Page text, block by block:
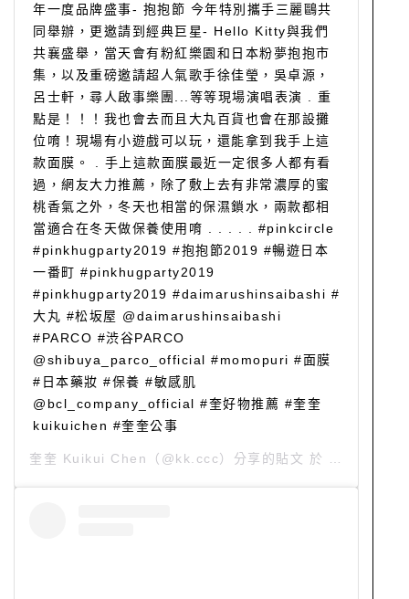
年一度品牌盛事- 抱抱節 今年特別攜手三麗鷗共
同舉辦，更邀請到經典巨星- Hello Kitty與我們
共襄盛舉，當天會有粉紅樂園和日本粉夢抱抱市
集，以及重磅邀請超人氣歌手徐佳瑩，吳卓源，
呂士軒，尋人啟事樂團...等等現場演唱表演 . 重
點是！！！我也會去而且大丸百貨也會在那設攤
位唷！現場有小遊戲可以玩，還能拿到我手上這
款面膜。 . 手上這款面膜最近一定很多人都有看
過，網友大力推薦，除了敷上去有非常濃厚的蜜
桃香氣之外，冬天也相當的保濕鎖水，兩款都相
當適合在冬天做保養使用唷 . . . . . #pinkcircle
#pinkhugparty2019 #抱抱節2019 #暢遊日本
一番町 #pinkhugparty2019
#pinkhugparty2019 #daimarushinsaibashi #
大丸 #松坂屋 @daimarushinsaibashi
#PARCO #渋谷PARCO
@shibuya_parco_official #momopuri #面膜
#日本藥妝 #保養 #敏感肌
@bcl_company_official #奎好物推薦 #奎奎
kuikuichen #奎奎公事
奎奎 Kuikui Chen （@kk.ccc）分享的貼文 於